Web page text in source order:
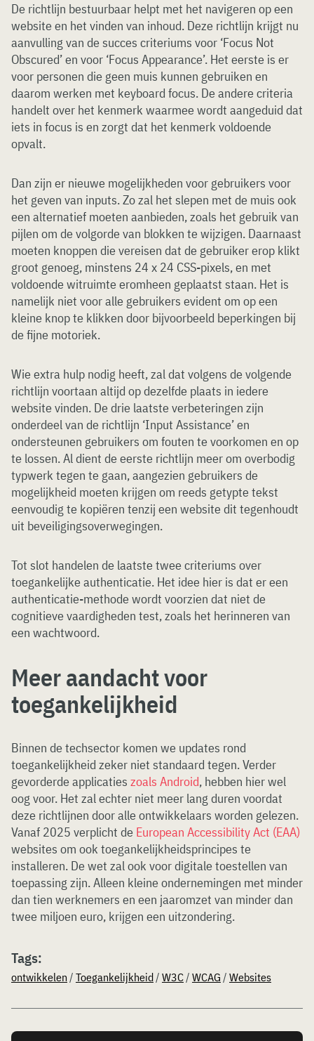
De richtlijn bestuurbaar helpt met het navigeren op een
website en het vinden van inhoud. Deze richtlijn krijgt nu
aanvulling van de succes criteriums voor ‘Focus Not
Obscured’ en voor ‘Focus Appearance’. Het eerste is er
voor personen die geen muis kunnen gebruiken en
daarom werken met keyboard focus. De andere criteria
handelt over het kenmerk waarmee wordt aangeduid dat
iets in focus is en zorgt dat het kenmerk voldoende
opvalt.
Dan zijn er nieuwe mogelijkheden voor gebruikers voor
het geven van inputs. Zo zal het slepen met de muis ook
een alternatief moeten aanbieden, zoals het gebruik van
pijlen om de volgorde van blokken te wijzigen. Daarnaast
moeten knoppen die vereisen dat de gebruiker erop klikt
groot genoeg, minstens 24 x 24 CSS-pixels, en met
voldoende witruimte eromheen geplaatst staan. Het is
namelijk niet voor alle gebruikers evident om op een
kleine knop te klikken door bijvoorbeeld beperkingen bij
de fijne motoriek.
Wie extra hulp nodig heeft, zal dat volgens de volgende
richtlijn voortaan altijd op dezelfde plaats in iedere
website vinden. De drie laatste verbeteringen zijn
onderdeel van de richtlijn ‘Input Assistance’ en
ondersteunen gebruikers om fouten te voorkomen en op
te lossen. Al dient de eerste richtlijn meer om overbodig
typwerk tegen te gaan, aangezien gebruikers de
mogelijkheid moeten krijgen om reeds getypte tekst
eenvoudig te kopiëren tenzij een website dit tegenhoudt
uit beveiligingsoverwegingen.
Tot slot handelen de laatste twee criteriums over
toegankelijke authenticatie. Het idee hier is dat er een
authenticatie-methode wordt voorzien dat niet de
cognitieve vaardigheden test, zoals het herinneren van
een wachtwoord.
Meer aandacht voor
toegankelijkheid
Binnen de techsector komen we updates rond
toegankelijkheid zeker niet standaard tegen. Verder
gevorderde applicaties zoals Android, hebben hier wel
oog voor. Het zal echter niet meer lang duren voordat
deze richtlijnen door alle ontwikkelaars worden gelezen.
Vanaf 2025 verplicht de European Accessibility Act (EAA)
websites om ook toegankelijkheidsprincipes te
installeren. De wet zal ook voor digitale toestellen van
toepassing zijn. Alleen kleine ondernemingen met minder
dan tien werknemers en een jaaromzet van minder dan
twee miljoen euro, krijgen een uitzondering.
Tags:
ontwikkelen / Toegankelijkheid/ W3C/ WCAG / Websites